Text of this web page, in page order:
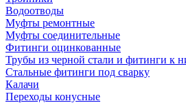
Водоотводы
Муфты ремонтные
Муфты соединительные
Фитинги оцинкованные
Трубы из черной стали и фитинги к
Стальные фитинги под сварку
Калачи
Переходы конусные